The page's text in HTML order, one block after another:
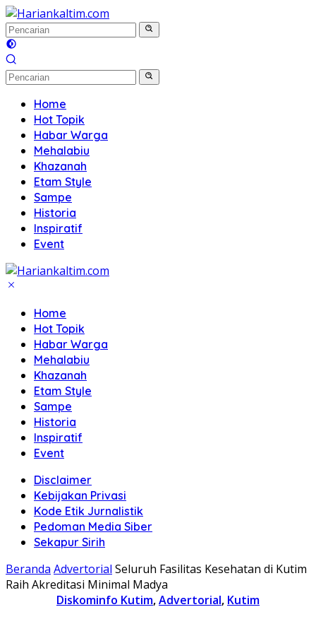
Langsung
ke
konten
Home
Hot Topik
Habar Warga
Mehalabiu
Khazanah
Etam Style
Sampe
Historia
Inspiratif
Event
Home
Hot Topik
Habar Warga
Mehalabiu
Khazanah
Etam Style
Sampe
Historia
Inspiratif
Event
Disclaimer
Kebijakan Privasi
Kode Etik Jurnalistik
Pedoman Media Siber
Sekapur Sirih
Beranda Advertorial Seluruh Fasilitas Kesehatan di Kutim
Raih Akreditasi Minimal Madya
Diskominfo Kutim,Advertorial, Kutim